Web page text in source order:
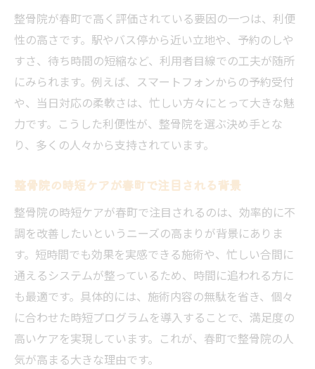
整骨院が春町で高く評価されている要因の一つは、利便
性の高さです。駅やバス停から近い立地や、予約のしや
すさ、待ち時間の短縮など、利用者目線での工夫が随所
にみられます。例えば、スマートフォンからの予約受付
や、当日対応の柔軟さは、忙しい方々にとって大きな魅
力です。こうした利便性が、整骨院を選ぶ決め手とな
り、多くの人々から支持されています。
整骨院の時短ケアが春町で注目される背景
整骨院の時短ケアが春町で注目されるのは、効率的に不
調を改善したいというニーズの高まりが背景にありま
す。短時間でも効果を実感できる施術や、忙しい合間に
通えるシステムが整っているため、時間に追われる方に
も最適です。具体的には、施術内容の無駄を省き、個々
に合わせた時短プログラムを導入することで、満足度の
高いケアを実現しています。これが、春町で整骨院の人
気が高まる大きな理由です。